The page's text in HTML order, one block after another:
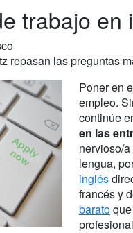
trabajo
repasan las preguntas
Poner en
empleo.
continúe
en las
nervioso/
lengua,
inglés
francés y
barato